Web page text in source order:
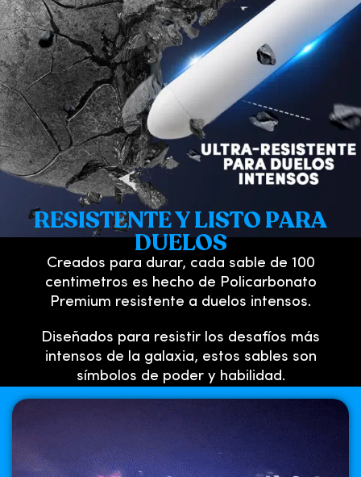
RESISTENTE Y LISTO PARA
DUELOS
Creados para durar, cada sable de 100
centimetros es hecho de Policarbonato
Premium resistente a duelos intensos.
Diseñados para resistir los desafíos más
intensos de la galaxia, estos sables son
símbolos de poder y habilidad.